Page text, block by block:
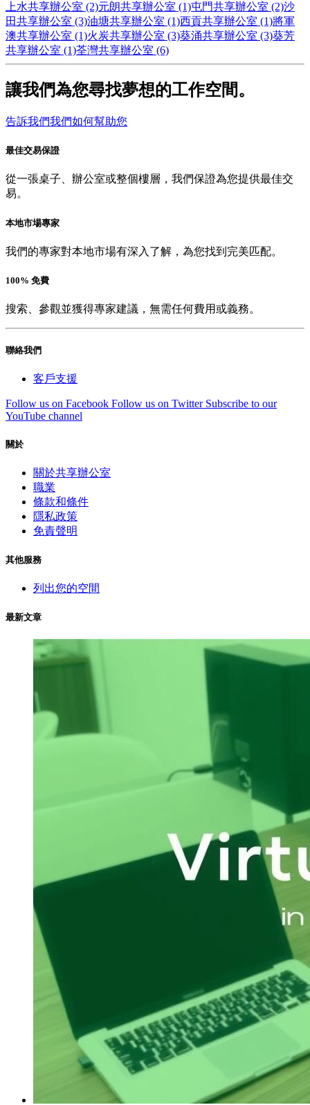
上水共享辦公室 (2)元朗共享辦公室 (1)屯門共享辦公室 (2)沙
田共享辦公室 (3)油塘共享辦公室 (1)西貢共享辦公室 (1)將軍
澳共享辦公室 (1)火炭共享辦公室 (3)葵涌共享辦公室 (3)葵芳
共享辦公室 (1)荃灣共享辦公室 (6)
讓我們為您尋找夢想的工作空間。
告訴我們我們如何幫助您
最佳交易保證
從一張桌子、辦公室或整個樓層，我們保證為您提供最佳交
易。
本地市場專家
我們的專家對本地市場有深入了解，為您找到完美匹配。
100% 免費
搜索、參觀並獲得專家建議，無需任何費用或義務。
聯絡我們
客戶支援
Follow us on Facebook Follow us on Twitter Subscribe to our
YouTube channel
關於
關於共享辦公室
職業
條款和條件
隱私政策
免責聲明
其他服務
列出您的空間
最新文章